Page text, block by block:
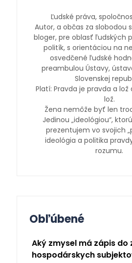
Ľudské práva,
Autor, a občas za slobodou
bloger, pre oblasť ľudských
politík, s orientáciou na
osvedčené ľudské
preambulou Ústavy,
Slovenskej
Platí: Pravda je pravda a
lož.
Žena nemôže byť len
Jedinou „ideológiou“,
prezentujem vo svojich
ideológia a politika
rozumu.
Obľúbené
Aký zmysel má zápis do
hospodárskych